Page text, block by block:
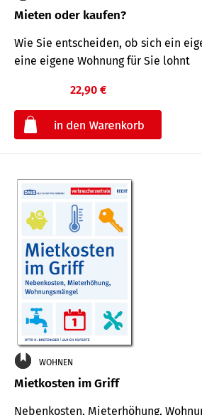
Mieten oder kaufen?
Wie Sie entscheiden, ob sich ein
eine eigene Wohnung für Sie lohnt
22,90 €
WOHNEN
Mietkosten im Griff
Nebenkosten, Mieterhöhung,